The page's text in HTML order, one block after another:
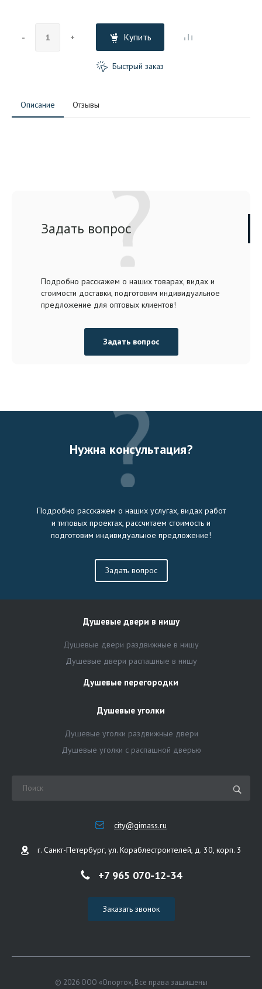
- + Купить
Быстрый заказ
Описание Отзывы
Задать вопрос
Подробно расскажем о наших товарах, видах и
стоимости доставки, подготовим индивидуальное
предложение для оптовых клиентов!
Задать вопрос
Нужна консультация?
Подробно расскажем о наших услугах, видах работ
и типовых проектах, рассчитаем стоимость и
подготовим индивидуальное предложение!
Задать вопрос
Душевые двери в нишу
Душевые двери раздвижные в нишу
Душевые двери распашные в нишу
Душевые перегородки
Душевые уголки
Душевые уголки раздвижные двери
Душевые уголки с распашной дверью
city@gimass.ru
г. Санкт-Петербург, ул. Кораблестроителей, д. 30, корп. 3
+7 965 070-12-34
Заказать звонок
© 2026 ООО «Опорто», Все права защищены